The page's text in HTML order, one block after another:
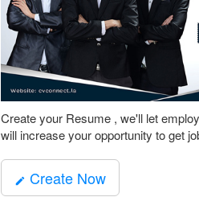
Create your Resume , we'll let
will increase your opportunity to get
mode_edit Create Now